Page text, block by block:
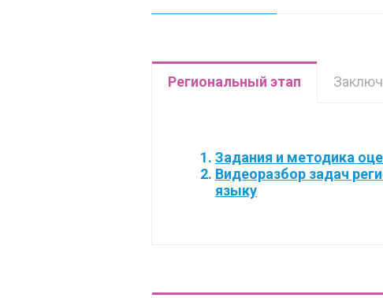
Региональный этап
Задания и методика
Видеоразбор задач
языку